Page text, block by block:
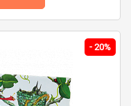
- 20%